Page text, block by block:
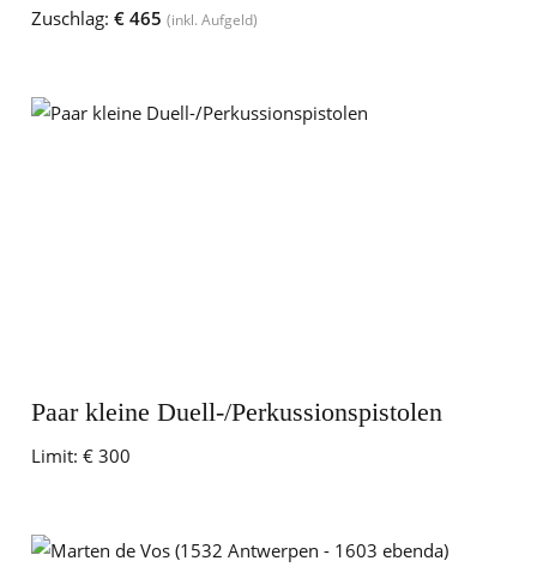
Zuschlag: € 465 (inkl. Aufgeld)
Paar kleine Duell-/Perkussionspistolen
Limit: € 300